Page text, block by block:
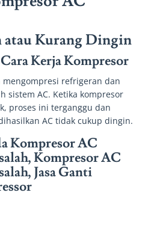
Kurang Dingin
Kerja Kompresor
refrigeran dan
sistem AC. Ketika kompresor
proses ini terganggu dan
AC tidak cukup dingin.